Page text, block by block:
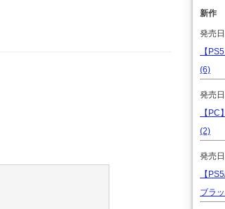
新作
発売
【
(6)
発売
【
(2)
発売
【
ブラ